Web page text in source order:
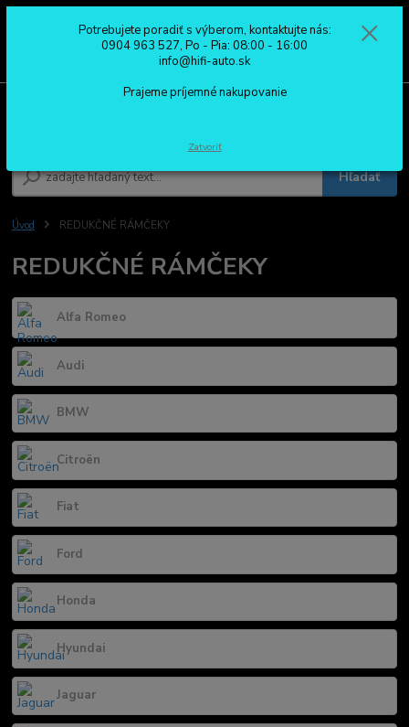
Hľadať
0904 963 527
Po - Pia: 08:00 - 16:00
Úvod REDUKČNÉ RÁMČEKY
REDUKČNÉ RÁMČEKY
Alfa Romeo
Audi
BMW
Citroën
Fiat
Ford
Honda
Hyundai
Jaguar
Potrebujete poradiť s výberom, kontaktujte nás:
0904 963 527, Po - Pia: 08:00 - 16:00
info@hifi-auto.sk
Prajeme príjemné nakupovanie
Zatvoriť